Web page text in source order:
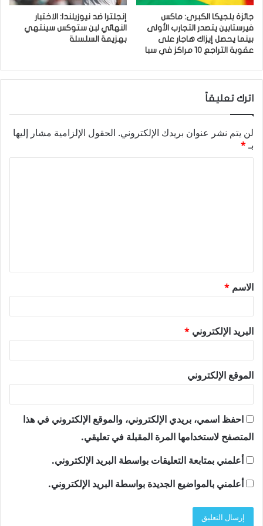
جائزة بلجيكا الكبرى: ماكس
فيرستابين يتصدر التجارب الأولى
بينما يحصل إيزاك هاجار على
عقوبة التراجع 10 مراكز في سبا
إنجلترا ضد نيوزيلندا: الاختبار
النهائي لبن ستوكس سينتهي
بهزيمة السلسلة
اترك تعليقاً
لن يتم نشر عنوان بريدك الإلكتروني. الحقول الإلزامية مشار إليها
بـ*
ق
*
الاسم *
البريد الإلكتروني *
الموقع الإلكتروني
احفظ اسمي، بريدي الإلكتروني، والموقع الإلكتروني في هذا
المتصفح لاستخدامها المرة المقبلة في تعليقي.
أعلمني بمتابعة التعليقات بواسطة البريد الإلكتروني.
أعلمني بالمواضيع الجديدة بواسطة البريد الإلكتروني.